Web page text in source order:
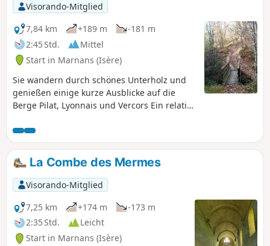
Visorando-Mitglied
7,84 km
+189 m
-181 m
2:45 Std.
Mittel
Start in Marnans (Isère)
Sie wandern durch schönes Unterholz und
genießen einige kurze Ausblicke auf die
Berge Pilat, Lyonnais und Vercors Ein relativ
ständig bergauf und bergab führt und
daher die Beine beansprucht.
La Combe des Mermes
Visorando-Mitglied
7,25 km
+174 m
-173 m
2:35 Std.
Leicht
Start in Marnans (Isère)